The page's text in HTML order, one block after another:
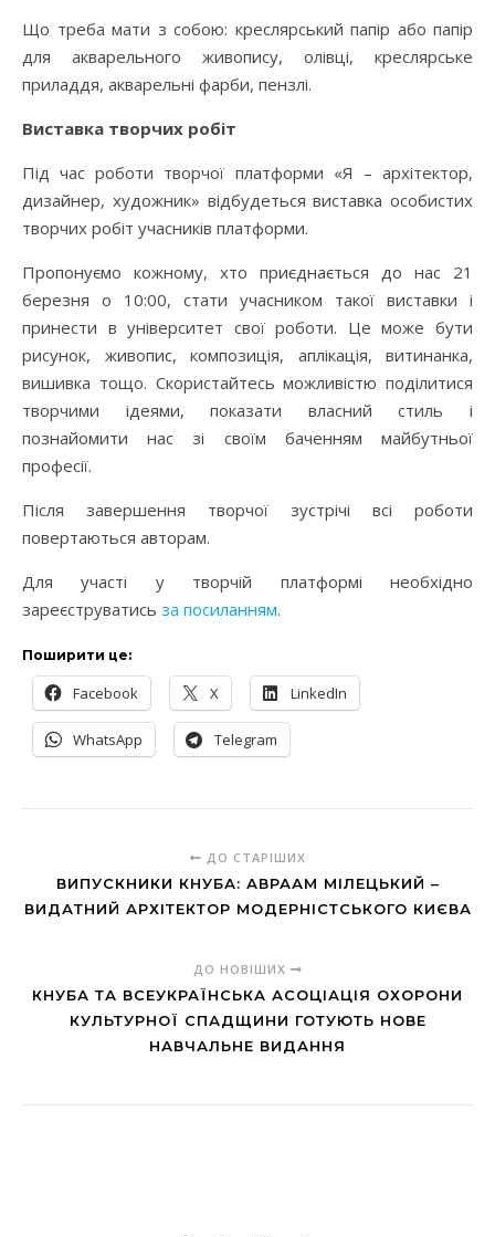
Що треба мати з собою: креслярський папір або папір
для акварельного живопису, олівці, креслярське
приладдя, акварельні фарби, пензлі.
Виставка творчих робіт
Під час роботи творчої платформи «Я – архітектор,
дизайнер, художник» відбудеться виставка особистих
творчих робіт учасників платформи.
Пропонуємо кожному, хто приєднається до нас 21
березня о 10:00, стати учасником такої виставки і
принести в університет свої роботи. Це може бути
рисунок, живопис, композиція, аплікація, витинанка,
вишивка тощо. Скористайтесь можливістю поділитися
творчими ідеями, показати власний стиль і
познайомити нас зі своїм баченням майбутньої
професії.
Після завершення творчої зустрічі всі роботи
повертаються авторам.
Для участі у творчій платформі необхідно
зареєструватись за посиланням.
Поширити це:
Facebook X LinkedIn
WhatsApp Telegram
ДО СТАРІШИХ
ВИПУСКНИКИ КНУБА: АВРААМ МІЛЕЦЬКИЙ –
ВИДАТНИЙ АРХІТЕКТОР МОДЕРНІСТСЬКОГО КИЄВА
ДО НОВІШИХ
КНУБА ТА ВСЕУКРАЇНСЬКА АСОЦІАЦІЯ ОХОРОНИ
КУЛЬТУРНОЇ СПАДЩИНИ ГОТУЮТЬ НОВЕ
НАВЧАЛЬНЕ ВИДАННЯ